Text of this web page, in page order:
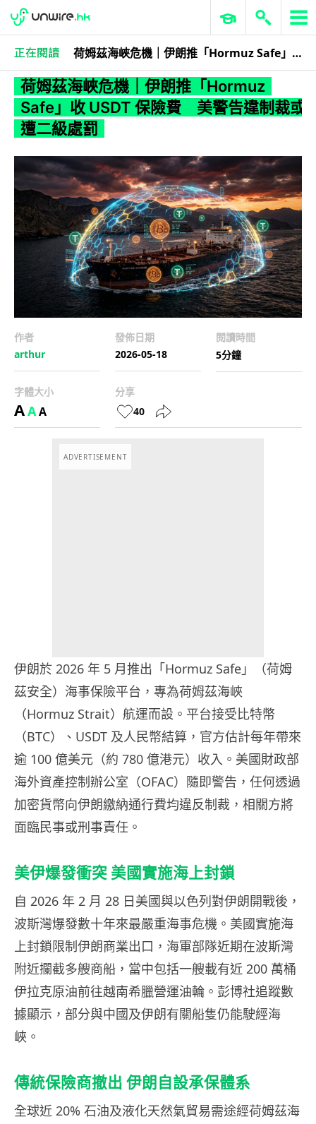
荷姆茲海峽危機｜伊朗推「Hormuz Safe」收 USDT 保險費 美警告違制裁或遭二級處罰
科技娛樂 生活科技 區塊鏈
荷姆茲海峽危機｜伊朗推「Hormuz
Safe」收 USDT 保險費 美警告違制裁或
遭二級處罰
作者
arthur
發佈日期
2026-05-18
閱讀時間
5分鐘
字體大小
AAA
分享
40
ADVERTISEMENT
伊朗於 2026 年 5 月推出「Hormuz Safe」（荷姆
茲安全）海事保險平台，專為荷姆茲海峽
（Hormuz Strait）航運而設。平台接受比特幣
（BTC）、USDT 及人民幣結算，官方估計每年帶來
逾 100 億美元（約 780 億港元）收入。美國財政部
海外資產控制辦公室（OFAC）隨即警告，任何透過
加密貨幣向伊朗繳納通行費均違反制裁，相關方將
面臨民事或刑事責任。
美伊爆發衝突 美國實施海上封鎖
自 2026 年 2 月 28 日美國與以色列對伊朗開戰後，
波斯灣爆發數十年來最嚴重海事危機。美國實施海
上封鎖限制伊朗商業出口，海軍部隊近期在波斯灣
附近攔截多艘商船，當中包括一艘載有近 200 萬桶
伊拉克原油前往越南希臘營運油輪。彭博社追蹤數
據顯示，部分與中國及伊朗有關船隻仍能駛經海
峽。
傳統保險商撤出 伊朗自設承保體系
全球近 20% 石油及液化天然氣貿易需途經荷姆茲海